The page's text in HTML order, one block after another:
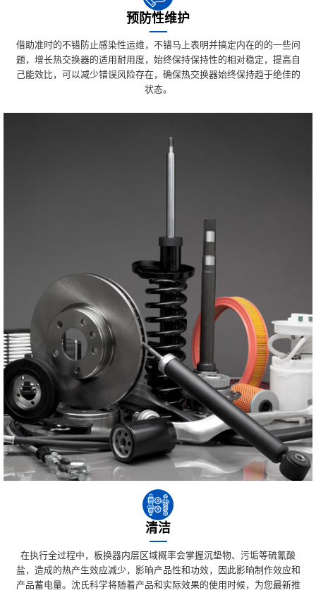
预防性维护
借助准时的不错防止感染性运维，不错马上表明并搞定内在的的一些问
题，增长热交换器的适用耐用度，始终保持保持性的相对稳定，提高自
己能效比，可以减少错误风险存在，确保热交换器始终保持趋于绝佳的
状态。
清洁
在执行全过程中，板换器内层区域概率会掌握沉垫物、污垢等硫氰酸
盐，造成的热产生效应减少，影晌产品性和功效，因此影晌制作效应和
产品蓄电量。沈氏科学将随着产品和实际效果的使用时候，为您最新推